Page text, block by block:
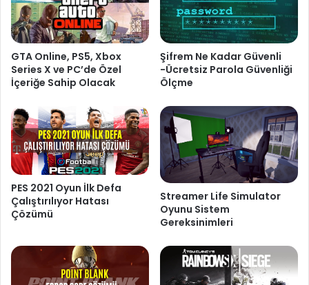
GTA Online, PS5, Xbox
Series X ve PC’de Özel
İçeriğe Sahip Olacak
Şifrem Ne Kadar Güvenli
-Ücretsiz Parola Güvenliği
Ölçme
PES 2021 Oyun İlk Defa
Çalıştırılıyor Hatası
Çözümü
Streamer Life Simulator
Oyunu Sistem
Gereksinimleri